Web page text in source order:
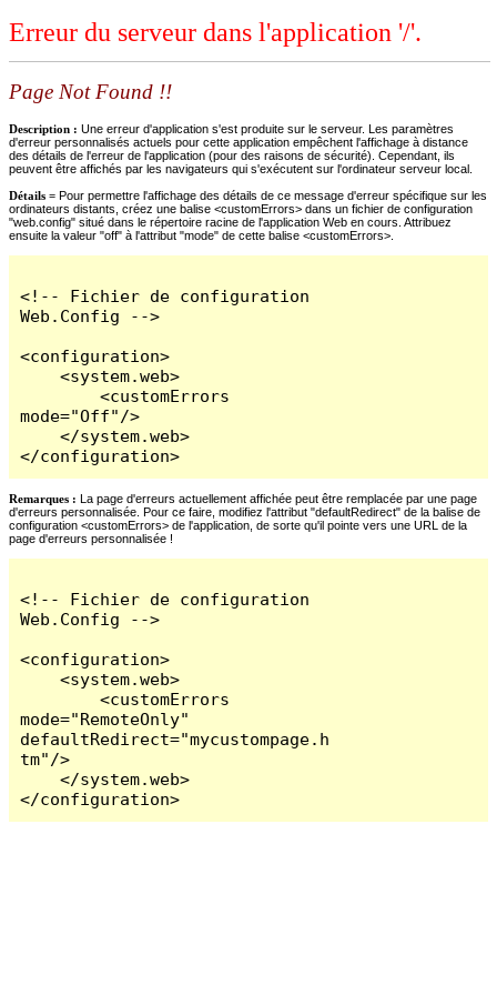
Erreur du serveur dans l'application '/'.
Page Not Found !!
Description : Une erreur d'application s'est produite sur le serveur. Les paramètres
d'erreur personnalisés actuels pour cette application empêchent l'affichage à distance
des détails de l'erreur de l'application (pour des raisons de sécurité). Cependant, ils
peuvent être affichés par les navigateurs qui s'exécutent sur l'ordinateur serveur local.
Détails = Pour permettre l'affichage des détails de ce message d'erreur spécifique sur les
ordinateurs distants, créez une balise <customErrors> dans un fichier de configuration
"web.config" situé dans le répertoire racine de l'application Web en cours. Attribuez
ensuite la valeur "off" à l'attribut "mode" de cette balise <customErrors>.
<!-- Fichier de configuration
Web.Config -->
<configuration>
    <system.web>
        <customErrors
mode="Off"/>
    </system.web>
</configuration>
Remarques : La page d'erreurs actuellement affichée peut être remplacée par une page
d'erreurs personnalisée. Pour ce faire, modifiez l'attribut "defaultRedirect" de la balise de
configuration <customErrors> de l'application, de sorte qu'il pointe vers une URL de la
page d'erreurs personnalisée !
<!-- Fichier de configuration
Web.Config -->
<configuration>
    <system.web>
        <customErrors
mode="RemoteOnly"
defaultRedirect="mycustompage.h
tm"/>
    </system.web>
</configuration>